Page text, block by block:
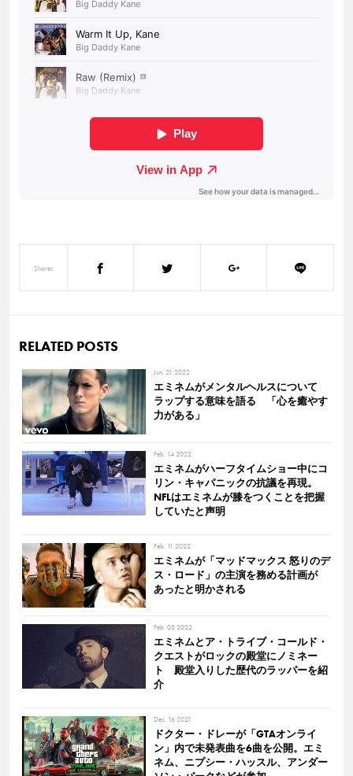
Shares
RELATED POSTS
Jun. 21 2022
エミネムがメンタルヘルスについて
ラップする意味を語る 「心を癒やす
力がある」
Feb. 14 2022
エミネムがハーフタイムショー中にコ
リン・キャパニックの抗議を再現。
NFLはエミネムが膝をつくことを把握
していたと声明
Feb. 11 2022
エミネムが「マッドマックス 怒りのデ
ス・ロード」の主演を務める計画が
あったと明かされる
Feb. 03 2022
エミネムとア・トライブ・コールド・
クエストがロックの殿堂にノミネー
ト 殿堂入りした歴代のラッパーを紹
介
Dec. 16 2021
ドクター・ドレーが「GTAオンライ
ン」内で未発表曲を6曲を公開。エミ
ネム、ニプシー・ハッスル、アンダー